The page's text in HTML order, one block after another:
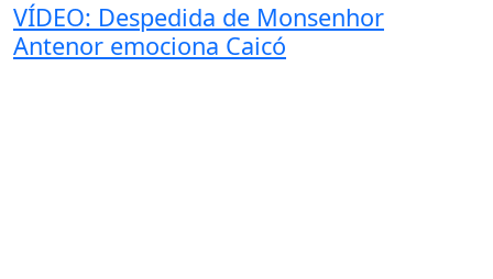
VÍDEO: Despedida de Monsenhor
Antenor emociona Caicó